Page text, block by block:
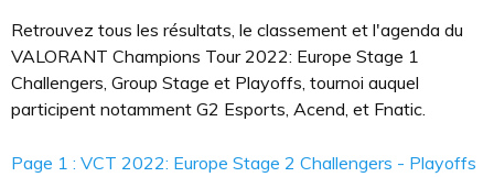
Retrouvez tous les résultats, le classement et l'agenda du
VALORANT Champions Tour 2022: Europe Stage 1
Challengers, Group Stage et Playoffs, tournoi auquel
participent notamment G2 Esports, Acend, et Fnatic.
Page 1 : VCT 2022: Europe Stage 2 Challengers - Playoffs